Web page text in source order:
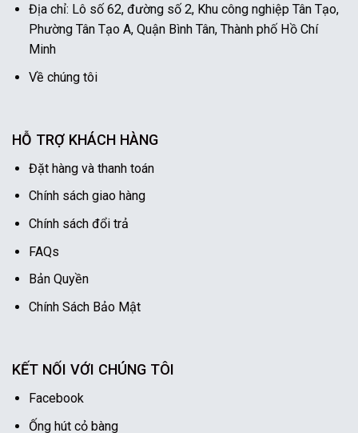
Địa chỉ: Lô số 62, đường số 2, Khu công nghiệp Tân Tạo,
Phường Tân Tạo A, Quận Bình Tân, Thành phố Hồ Chí
Minh
Về chúng tôi
HỖ TRỢ KHÁCH HÀNG
Đặt hàng và thanh toán
Chính sách giao hàng
Chính sách đổi trả
FAQs
Bản Quyền
Chính Sách Bảo Mật
KẾT NỐI VỚI CHÚNG TÔI
Facebook
Ống hút cỏ bàng